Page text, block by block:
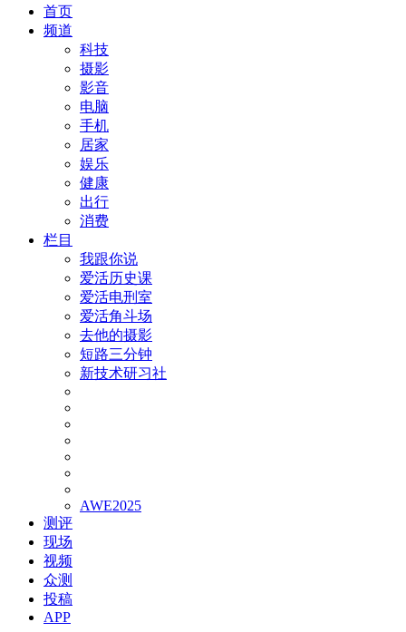
首页
频道
科技
摄影
影音
电脑
手机
居家
娱乐
健康
出行
消费
栏目
我跟你说
爱活历史课
爱活电刑室
爱活角斗场
去他的摄影
短路三分钟
新技术研习社
AWE2025
测评
现场
视频
众测
投稿
APP